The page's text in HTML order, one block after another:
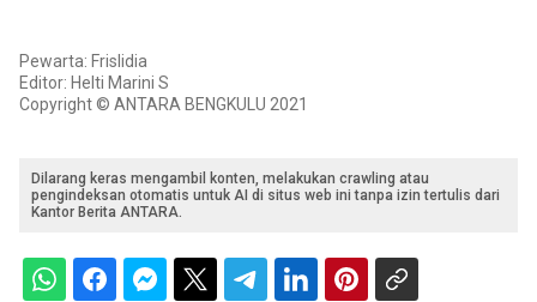
Pewarta: Frislidia
Editor: Helti Marini S
Copyright © ANTARA BENGKULU 2021
Dilarang keras mengambil konten, melakukan crawling atau
pengindeksan otomatis untuk AI di situs web ini tanpa izin tertulis dari
Kantor Berita ANTARA.